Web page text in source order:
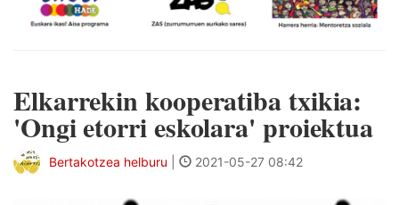
Elkarrekin kooperatiba txikia:
'Ongi etorri eskolara' proiektua
Bertakotzea helburu 2021-05-27 08:42